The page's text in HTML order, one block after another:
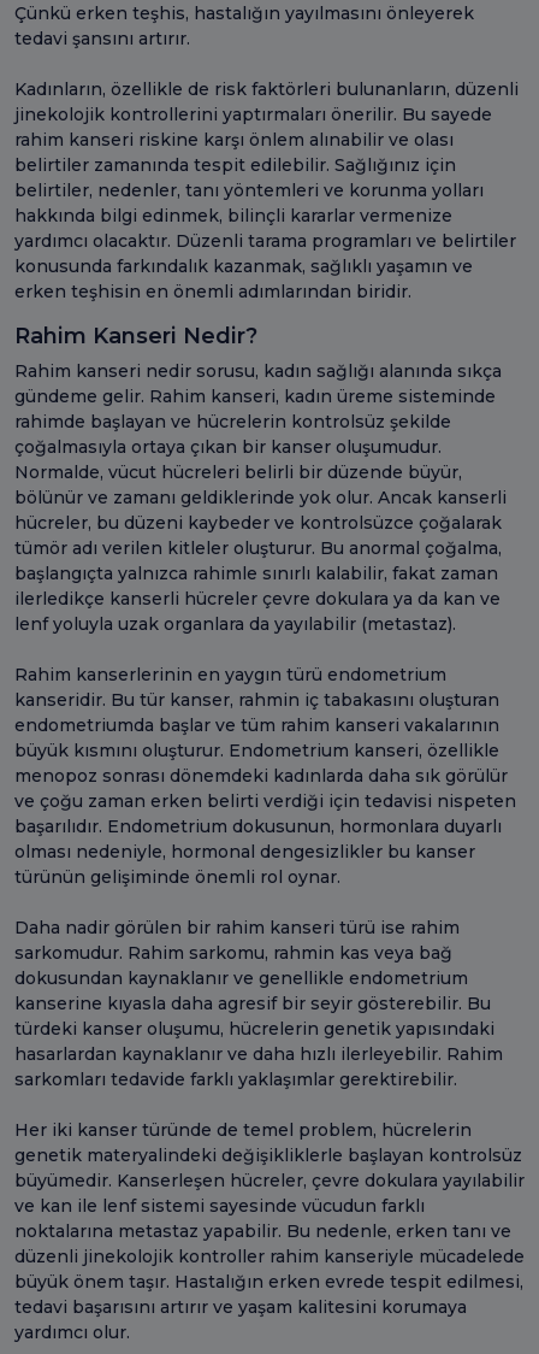
Çünkü erken teşhis, hastalığın yayılmasını önleyerek
tedavi şansını artırır.
Kadınların, özellikle de risk faktörleri bulunanların, düzenli
jinekolojik kontrollerini yaptırmaları önerilir. Bu sayede
rahim kanseri riskine karşı önlem alınabilir ve olası
belirtiler zamanında tespit edilebilir. Sağlığınız için
belirtiler, nedenler, tanı yöntemleri ve korunma yolları
hakkında bilgi edinmek, bilinçli kararlar vermenize
yardımcı olacaktır. Düzenli tarama programları ve belirtiler
konusunda farkındalık kazanmak, sağlıklı yaşamın ve
erken teşhisin en önemli adımlarından biridir.
Rahim Kanseri Nedir?
Rahim kanseri nedir sorusu, kadın sağlığı alanında sıkça
gündeme gelir. Rahim kanseri, kadın üreme sisteminde
rahimde başlayan ve hücrelerin kontrolsüz şekilde
çoğalmasıyla ortaya çıkan bir kanser oluşumudur.
Normalde, vücut hücreleri belirli bir düzende büyür,
bölünür ve zamanı geldiklerinde yok olur. Ancak kanserli
hücreler, bu düzeni kaybeder ve kontrolsüzce çoğalarak
tümör adı verilen kitleler oluşturur. Bu anormal çoğalma,
başlangıçta yalnızca rahimle sınırlı kalabilir, fakat zaman
ilerledikçe kanserli hücreler çevre dokulara ya da kan ve
lenf yoluyla uzak organlara da yayılabilir (metastaz).
Rahim kanserlerinin en yaygın türü endometrium
kanseridir. Bu tür kanser, rahmin iç tabakasını oluşturan
endometriumda başlar ve tüm rahim kanseri vakalarının
büyük kısmını oluşturur. Endometrium kanseri, özellikle
menopoz sonrası dönemdeki kadınlarda daha sık görülür
ve çoğu zaman erken belirti verdiği için tedavisi nispeten
başarılıdır. Endometrium dokusunun, hormonlara duyarlı
olması nedeniyle, hormonal dengesizlikler bu kanser
türünün gelişiminde önemli rol oynar.
Daha nadir görülen bir rahim kanseri türü ise rahim
sarkomudur. Rahim sarkomu, rahmin kas veya bağ
dokusundan kaynaklanır ve genellikle endometrium
kanserine kıyasla daha agresif bir seyir gösterebilir. Bu
türdeki kanser oluşumu, hücrelerin genetik yapısındaki
hasarlardan kaynaklanır ve daha hızlı ilerleyebilir. Rahim
sarkomları tedavide farklı yaklaşımlar gerektirebilir.
Her iki kanser türünde de temel problem, hücrelerin
genetik materyalindeki değişikliklerle başlayan kontrolsüz
büyümedir. Kanserleşen hücreler, çevre dokulara yayılabilir
ve kan ile lenf sistemi sayesinde vücudun farklı
noktalarına metastaz yapabilir. Bu nedenle, erken tanı ve
düzenli jinekolojik kontroller rahim kanseriyle mücadelede
büyük önem taşır. Hastalığın erken evrede tespit edilmesi,
tedavi başarısını artırır ve yaşam kalitesini korumaya
yardımcı olur.